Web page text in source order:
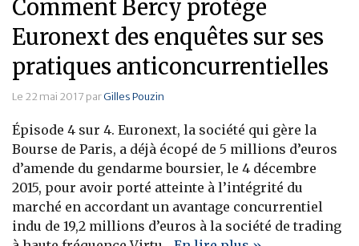
Comment Bercy protège
Euronext des enquêtes sur ses
pratiques anticoncurrentielles
Le 22 mai 2017 parGilles Pouzin
Épisode 4 sur 4. Euronext, la société qui gère la
Bourse de Paris, a déjà écopé de 5 millions d’euros
d’amende du gendarme boursier, le 4 décembre
2015, pour avoir porté atteinte à l’intégrité du
marché en accordant un avantage concurrentiel
indu de 19,2 millions d’euros à la société de trading